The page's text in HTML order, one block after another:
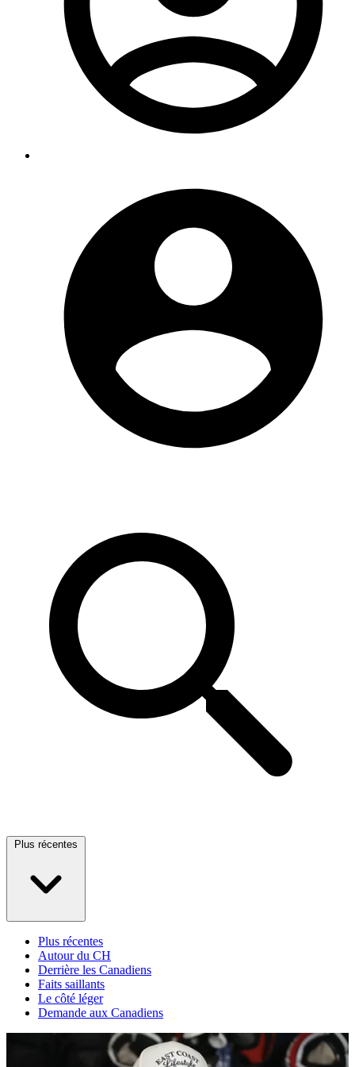
Plus récentes
Plus récentes
Autour du CH
Derrière les Canadiens
Faits saillants
Le côté léger
Demande aux Canadiens